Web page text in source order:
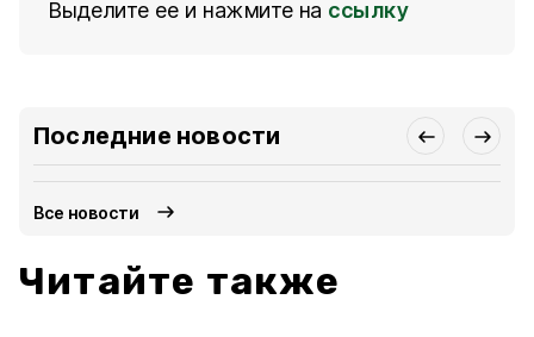
Выделите ее и нажмите на ссылку
Последние новости
Все новости
Читайте также